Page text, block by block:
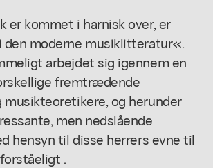
er kommet i harnisk over, er
moderne musiklitteratur«.
arbejdet sig igennem en
fremtrædende
og herunder
men nedslående
hensyn til disse herrers evne til
.